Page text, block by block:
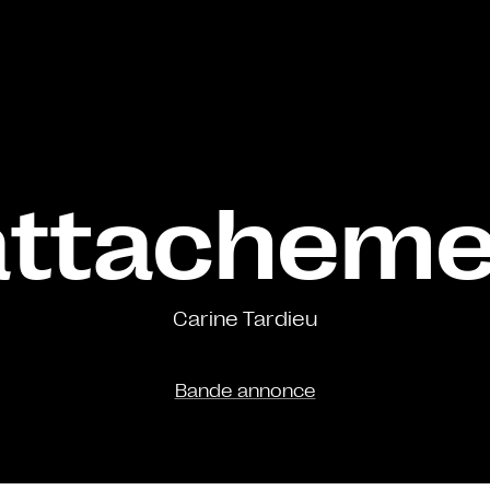
Carine Tardieu
Bande annonce